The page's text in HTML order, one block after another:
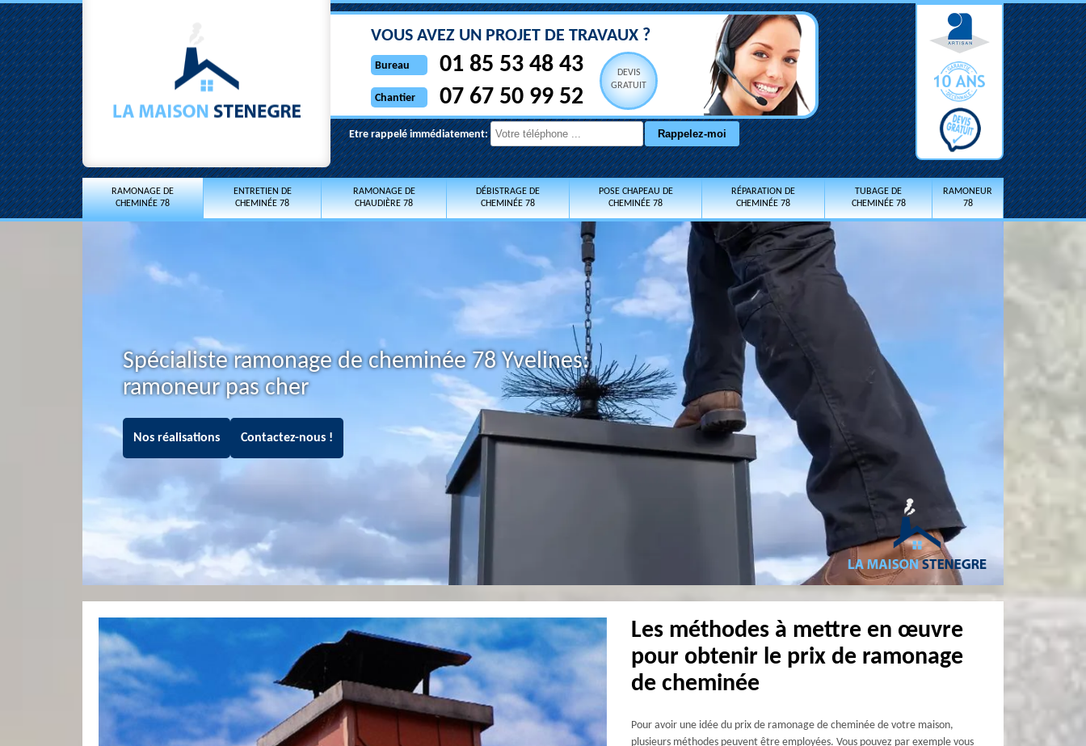
VOUS AVEZ UN PROJET DE TRAVAUX ?
Bureau 01 85 53 48 43
Chantier 07 67 50 99 52
DEVIS
GRATUIT
Etre rappelé immédiatement:
RAMONAGE DE
CHEMINÉE 78
ENTRETIEN DE
CHEMINÉE 78
RAMONAGE DE
CHAUDIÈRE 78
DÉBISTRAGE DE
CHEMINÉE 78
POSE CHAPEAU DE
CHEMINÉE 78
RÉPARATION DE
CHEMINÉE 78
TUBAGE DE
CHEMINÉE 78
RAMONEUR
78
Spécialiste ramonage de cheminée 78 Yvelines:
ramoneur pas cher
Nos réalisations Contactez-nous !
Les méthodes à mettre en œuvre
pour obtenir le prix de ramonage
de cheminée
Pour avoir une idée du prix de ramonage de cheminée de votre maison,
plusieurs méthodes peuvent être employées. Vous pouvez par exemple vous